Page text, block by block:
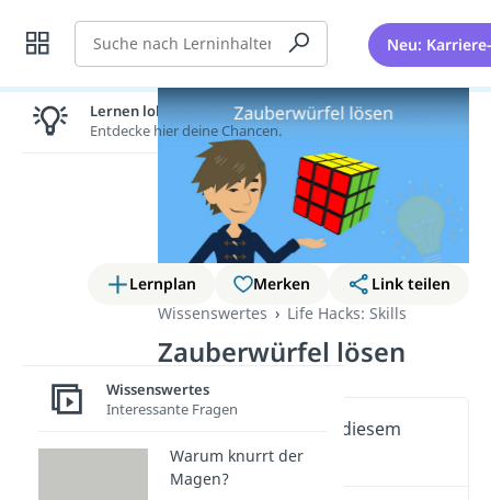
Suche Neu:
Lernplan Merken
Link teilen
Wissenswertes
Life Hacks: Skills
Zauberwürfel lösen
Wichtige Inhalte in diesem
Video
Lernen lohnt sich!
Entdecke hier deine Chancen.
Wissenswertes
Interessante Fragen
Warum knurrt der
Magen?